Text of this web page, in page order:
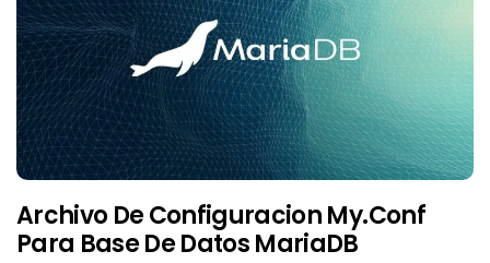
Archivo De Configuracion My.conf
Para Base De Datos MariaDB